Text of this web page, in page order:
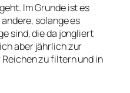
Im Grunde ist es
solange es
sind, die da jongliert
aber jährlich zur
zu filtern und in